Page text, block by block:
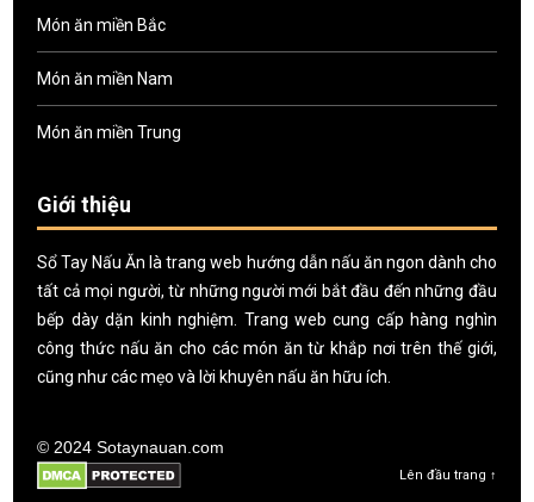
Món ăn miền Bắc
Món ăn miền Nam
Món ăn miền Trung
Giới thiệu
Sổ Tay Nấu Ăn là trang web hướng dẫn nấu ăn ngon dành cho
tất cả mọi người, từ những người mới bắt đầu đến những đầu
bếp dày dặn kinh nghiệm. Trang web cung cấp hàng nghìn
công thức nấu ăn cho các món ăn từ khắp nơi trên thế giới,
cũng như các mẹo và lời khuyên nấu ăn hữu ích.
© 2024 Sotaynauan.com
Lên đầu trang ↑